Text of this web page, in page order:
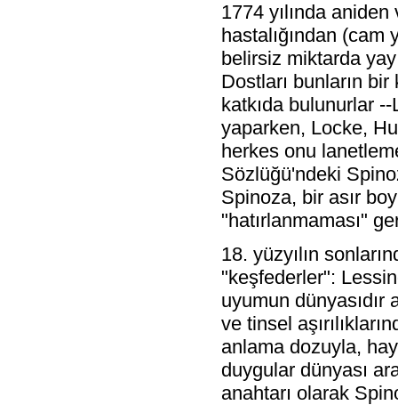
1774 yılında
hastalığından (cam
belirsiz miktarda
Dostları bunların
katkıda bulunurlar
yaparken, Locke,
herkes onu
Sözlüğü'ndeki
Spinoza, bir asır
"hatırlanmaması"
18. yüzyılın
"keşfederler":
uyumun dünyasıdır
ve tinsel
anlama dozuyla,
duygular dünyası
anahtarı olarak